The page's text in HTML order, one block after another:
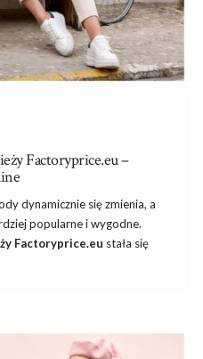
Factoryprice.eu –
dynamicznie się zmienia, a
popularne i wygodne.
Factoryprice.eu stała się